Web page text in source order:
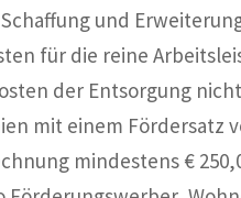
und
für die reine
der Entsorgung
mit einem Fördersatz
mindestens €